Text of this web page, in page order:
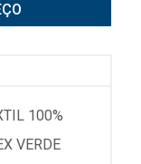
100%
VERDE